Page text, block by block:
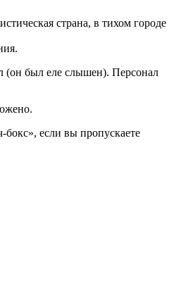
страна, в тихом городе
(он был еле слышен). Персонал
если вы пропускаете